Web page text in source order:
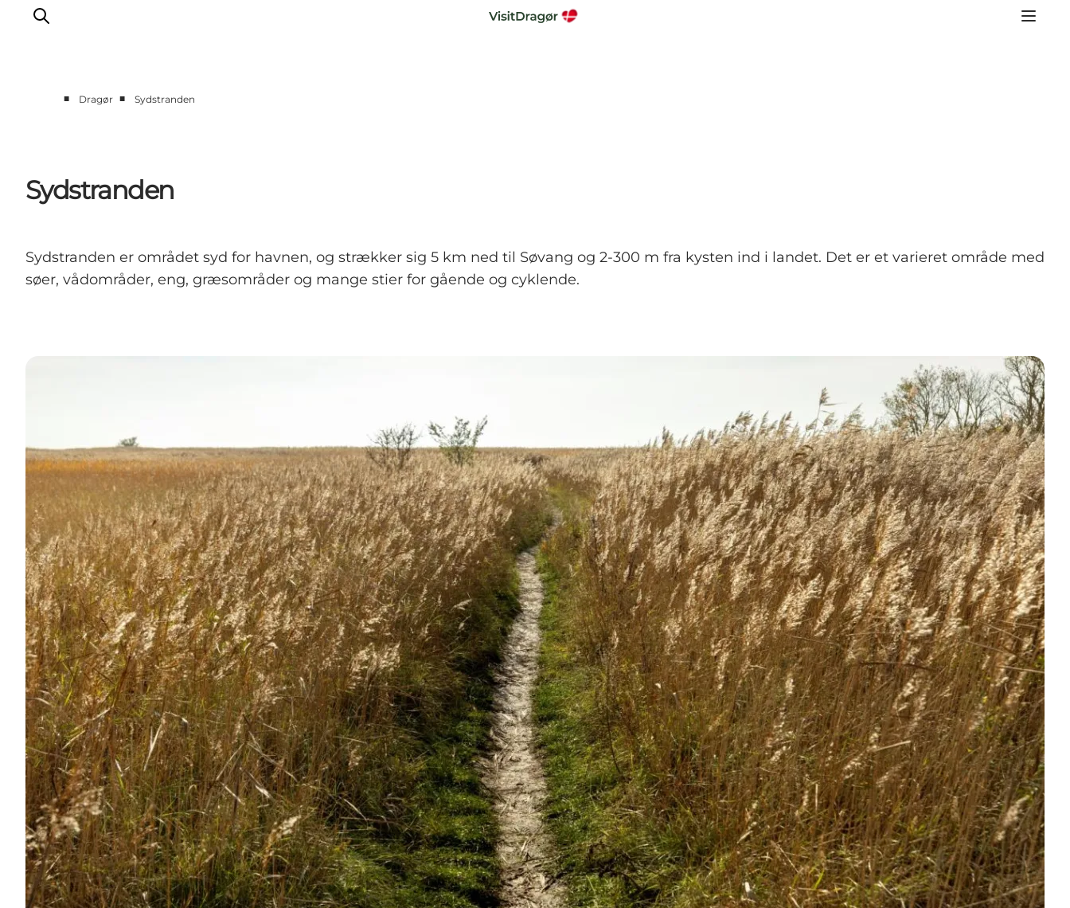
Byliv & Mad
Natur & Friluftsliv
Praktisk
■ Dragør ■ Sydstranden
Sydstranden
Sydstranden er området syd for havnen, og strækker sig 5 km ned til Søvang og 2-300 m fra kysten ind i landet. Det er et varieret område med
søer, vådområder, eng, græsområder og mange stier for gående og cyklende.